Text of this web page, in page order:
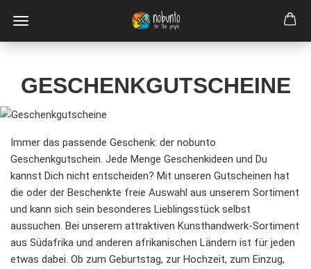
GESCHENKGUTSCHEINE
Immer das passende Geschenk: der nobunto
Geschenkgutschein. Jede Menge Geschenkideen und Du
kannst Dich nicht entscheiden? Mit unseren Gutscheinen hat
die oder der Beschenkte freie Auswahl aus unserem Sortiment
und kann sich sein besonderes Lieblingsstück selbst
aussuchen. Bei unserem attraktiven Kunsthandwerk-Sortiment
aus Südafrika und anderen afrikanischen Ländern ist für jeden
etwas dabei. Ob zum Geburtstag, zur Hochzeit, zum Einzug,